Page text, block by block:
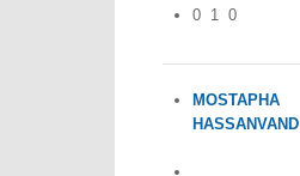
0 1 0
MOSTAPHA
HASSANVAND